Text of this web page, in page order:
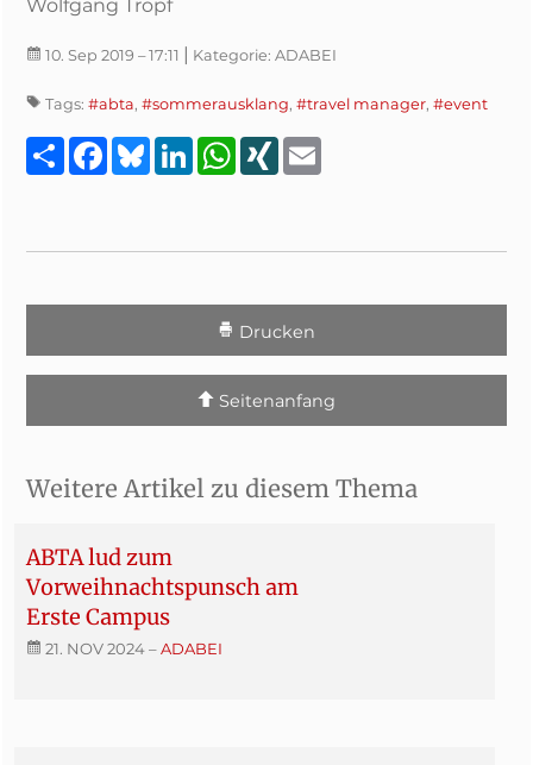
Wolfgang Tropf
10. Sep 2019 – 17:11 | Kategorie: ADABEI
Tags: #abta, #sommerausklang, #travel manager, #event
TeilenFacebook
BlueskyLinkedInWhatsApp
XING
Drucken
Seitenanfang
Weitere Artikel zu diesem Thema
ABTA lud zum
Vorweihnachtspunsch am
Erste Campus
21. NOV 2024–ADABEI